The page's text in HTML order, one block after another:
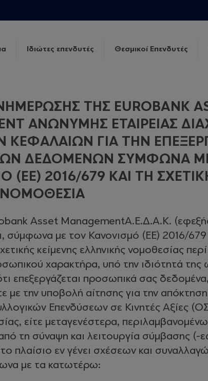
Ιδιώτες επενδυτές Θεσμικοί Επενδυτές
ΤΗΣ EUROBANK
ΑΝΩΝΥΜΗΣ ΕΤΑΙΡΕΙΑΣ
ΚΕΦΑΛΑΙΩΝ ΓΙΑ ΤΗΝ
ΔΕΔΟΜΕΝΩΝ ΣΥΜΦΩΝΑ
(ΕΕ) 2016/679 ΚΑΙ ΤΗ
Asset ManagementΑ.Ε.Δ.Α.Κ.
σύμφωνα με τον Κανονισμό (ΕΕ) 2016/679
κείμενης ελληνικής νομοθεσίας
χαρακτήρα, υπό την ιδιότητά της
επεξεργάζεται προσωπικά σας
με την υποβολή αίτησης για την
Επενδύσεων σε Κινητές Αξίες
είτε μεταγενέστερα,
τη σύναψη και λειτουργία σύμβασης (-
πλαίσιο εν γένει σχέσεων και
με τα κατωτέρω: